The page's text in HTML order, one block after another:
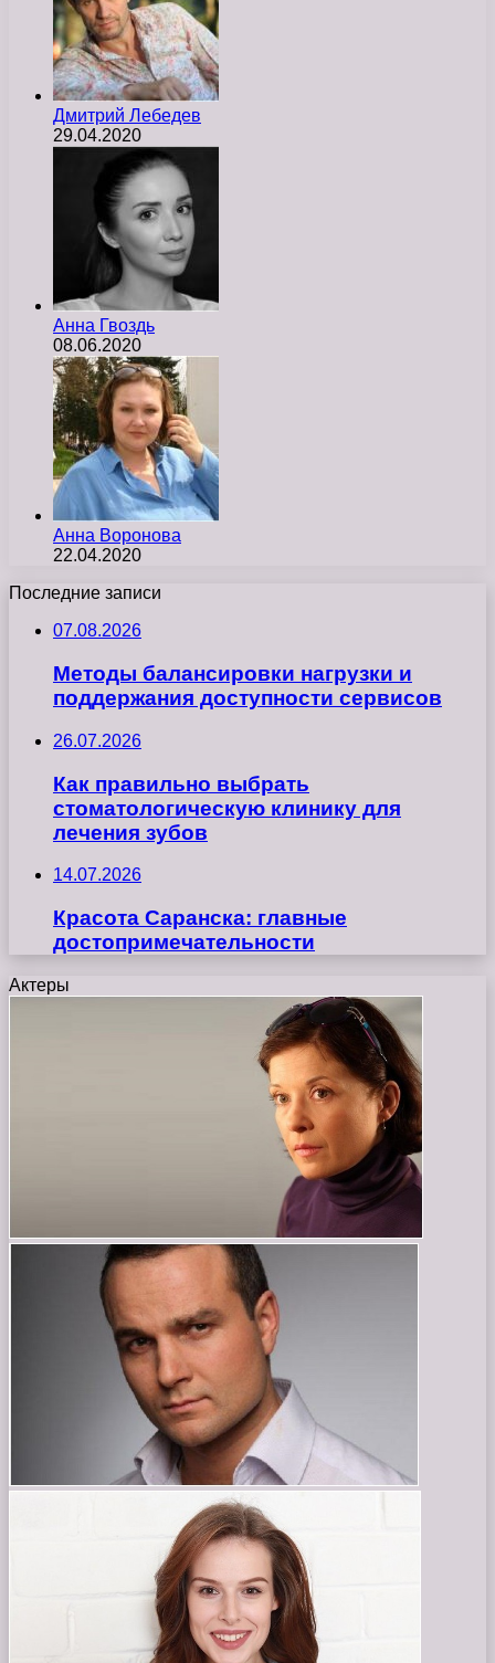
Дмитрий Лебедев
29.04.2020
Анна Гвоздь
08.06.2020
Анна Воронова
22.04.2020
Последние записи
07.08.2026
Методы балансировки нагрузки и
поддержания доступности сервисов
26.07.2026
Как правильно выбрать
стоматологическую клинику для
лечения зубов
14.07.2026
Красота Саранска: главные
достопримечательности
Актеры